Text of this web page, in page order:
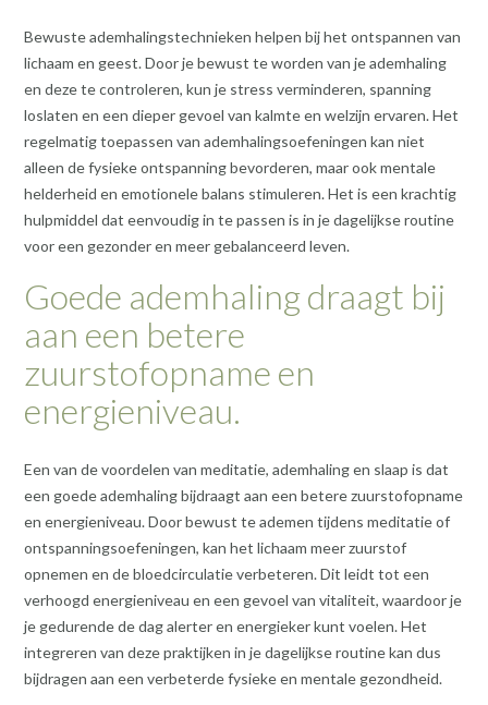
Bewuste ademhalingstechnieken helpen bij het ontspannen van
lichaam en geest. Door je bewust te worden van je ademhaling
en deze te controleren, kun je stress verminderen, spanning
loslaten en een dieper gevoel van kalmte en welzijn ervaren. Het
regelmatig toepassen van ademhalingsoefeningen kan niet
alleen de fysieke ontspanning bevorderen, maar ook mentale
helderheid en emotionele balans stimuleren. Het is een krachtig
hulpmiddel dat eenvoudig in te passen is in je dagelijkse routine
voor een gezonder en meer gebalanceerd leven.
Goede ademhaling draagt bij
aan een betere
zuurstofopname en
energieniveau.
Een van de voordelen van meditatie, ademhaling en slaap is dat
een goede ademhaling bijdraagt aan een betere zuurstofopname
en energieniveau. Door bewust te ademen tijdens meditatie of
ontspanningsoefeningen, kan het lichaam meer zuurstof
opnemen en de bloedcirculatie verbeteren. Dit leidt tot een
verhoogd energieniveau en een gevoel van vitaliteit, waardoor je
je gedurende de dag alerter en energieker kunt voelen. Het
integreren van deze praktijken in je dagelijkse routine kan dus
bijdragen aan een verbeterde fysieke en mentale gezondheid.